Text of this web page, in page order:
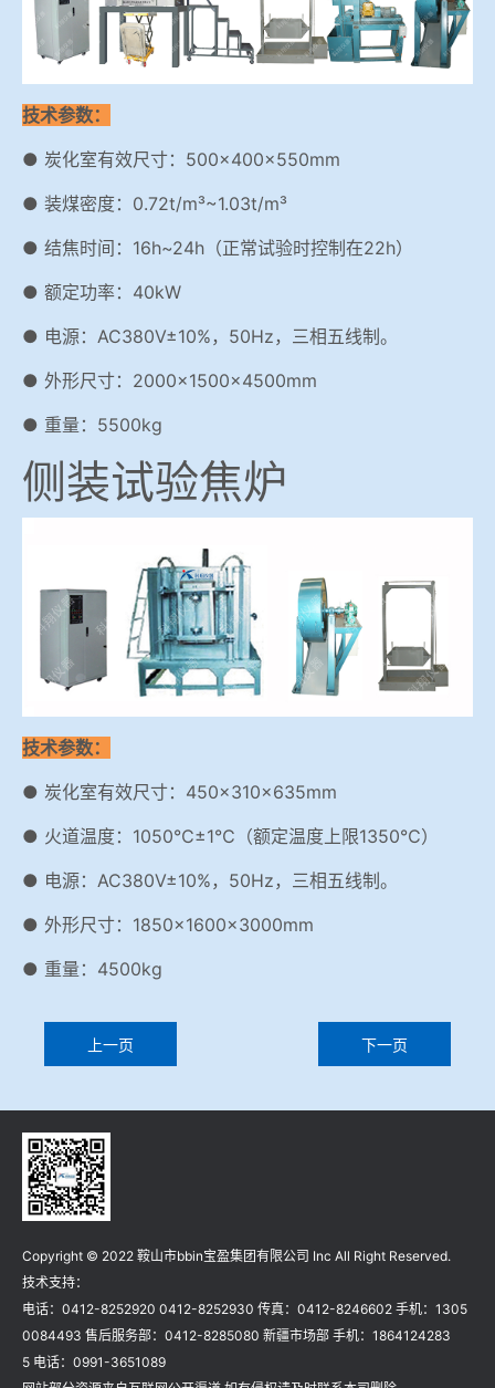
技术参数：
● 炭化室有效尺寸：500×400×550mm
● 装煤密度：0.72t/m³~1.03t/m³
● 结焦时间：16h~24h（正常试验时控制在22h）
● 额定功率：40kW
● 电源：AC380V±10%，50Hz，三相五线制。
● 外形尺寸：2000×1500×4500mm
● 重量：5500kg
侧装试验焦炉
技术参数：
● 炭化室有效尺寸：450×310×635mm
● 火道温度：1050℃±1℃（额定温度上限1350℃）
● 电源：AC380V±10%，50Hz，三相五线制。
● 外形尺寸：1850×1600×3000mm
● 重量：4500kg
上一页 下一页
Copyright © 2022 鞍山市bbin宝盈集团有限公司 Inc All Right Reserved.
技术支持：
电话：0412-8252920 0412-8252930 传真：0412-8246602 手机：1305
0084493 售后服务部：0412-8285080 新疆市场部 手机：1864124283
5 电话：0991-3651089